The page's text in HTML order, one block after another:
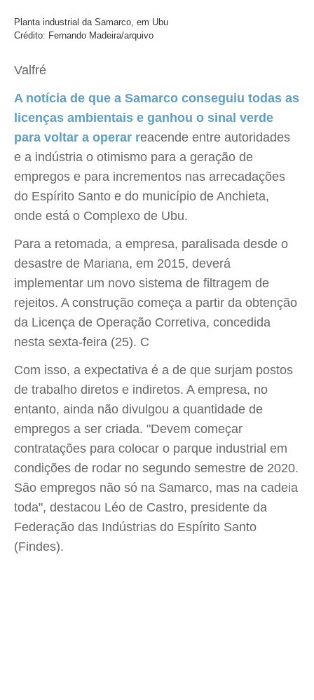
Planta industrial da Samarco, em Ubu
Crédito: Fernando Madeira/arquivo
Valfré
A notícia de que a Samarco conseguiu todas as
licenças ambientais e ganhou o sinal verde
para voltar a operar reacende entre autoridades
e a indústria o otimismo para a geração de
empregos e para incrementos nas arrecadações
do Espírito Santo e do município de Anchieta,
onde está o Complexo de Ubu.
Para a retomada, a empresa, paralisada desde o
desastre de Mariana, em 2015, deverá
implementar um novo sistema de filtragem de
rejeitos. A construção começa a partir da obtenção
da Licença de Operação Corretiva, concedida
nesta sexta-feira (25). C
Com isso, a expectativa é a de que surjam postos
de trabalho diretos e indiretos. A empresa, no
entanto, ainda não divulgou a quantidade de
empregos a ser criada. "Devem começar
contratações para colocar o parque industrial em
condições de rodar no segundo semestre de 2020.
São empregos não só na Samarco, mas na cadeia
toda", destacou Léo de Castro, presidente da
Federação das Indústrias do Espírito Santo
(Findes).